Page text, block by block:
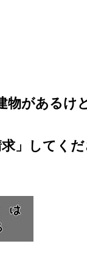
物があるけ
」してく